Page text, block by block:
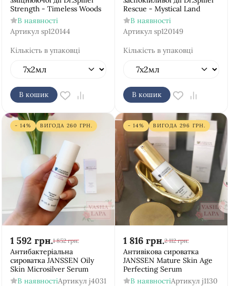
Strength - Timeless Woods
В наявності
Артикул sp120144
Кількість в упаковці
В кошик
Rescue - Mystical Land
В наявності
Артикул sp120149
Кількість в упаковці
В кошик
- 14% ВИГОДА 260 ГРН.
1 592 грн.1 852 грн.
Антибактеріальна
сироватка JANSSEN Oily
Skin Microsilver Serum
В наявностіАртикул j4031
- 14% ВИГОДА 296 ГРН.
1 816 грн.2 112 грн.
Антивікова сироватка
JANSSEN Mature Skin Age
Perfecting Serum
В наявностіАртикул j1130